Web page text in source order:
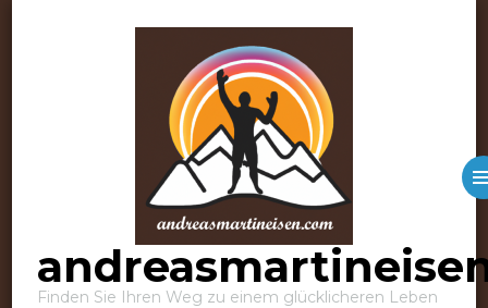
Finden Sie Ihren Weg zu einem glücklicheren Leben